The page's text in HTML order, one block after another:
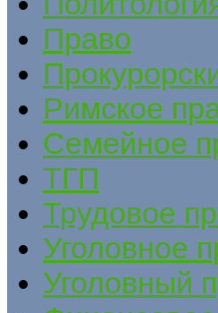
Право
Римское
Семейное
ТГП
Трудовое
Уголовное
Уголовный